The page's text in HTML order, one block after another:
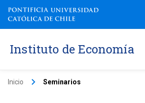
Instituto de Economía
Inicio keyboard_arrow_right Seminarios